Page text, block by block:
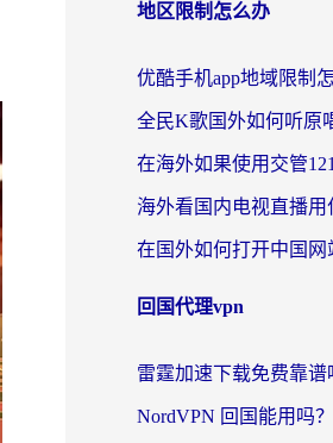
地区限制怎么办
回国代理vpn